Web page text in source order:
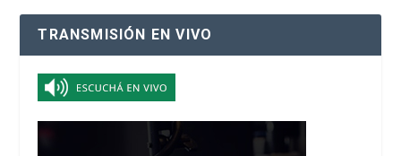
TRANSMISIÓN EN VIVO